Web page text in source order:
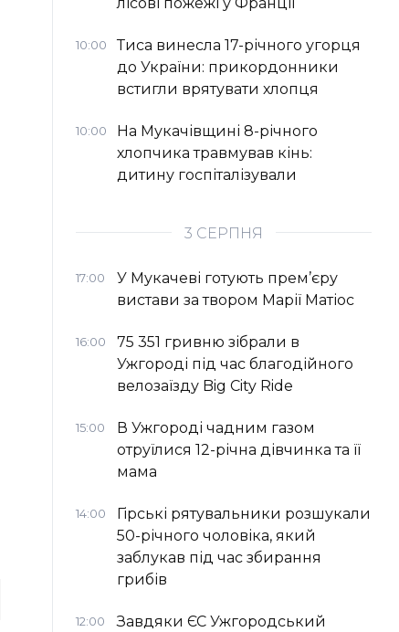
10:00
Тиса винесла 17-річного угорця
до України: прикордонники
встигли врятувати хлопця
10:00
На Мукачівщині 8-річного
хлопчика травмував кінь:
дитину госпіталізували
3 СЕРПНЯ
17:00
У Мукачеві готують прем’єру
вистави за твором Марії Матіос
16:00
75 351 гривню зібрали в
Ужгороді під час благодійного
велозаїзду Big Сity Ride
15:00
В Ужгороді чадним газом
отруїлися 12-річна дівчинка та її
мама
14:00
Гірські рятувальники розшукали
50-річного чоловіка, який
заблукав під час збирання
грибів
12:00
Завдяки ЄС Ужгородський